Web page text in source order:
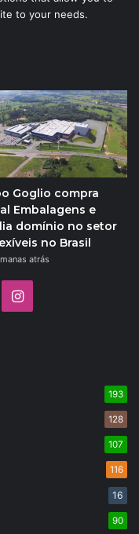
to your needs.
Goglio compra
Embalagens e
domínio no setor
no Brasil
atrás
Instagram
193
128
107
116
16
90